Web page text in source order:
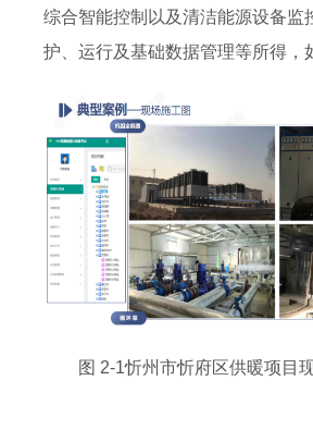
综合智能控制以及清洁能源设备监
护、运行及基础数据管理等所得 ，
图 2-1忻州市忻府区供暖项目